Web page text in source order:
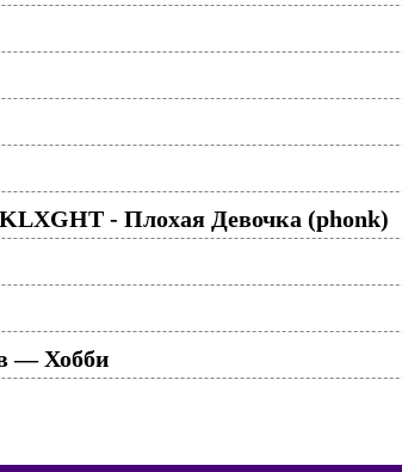
- Плохая Девочка (phonk)
— Хобби